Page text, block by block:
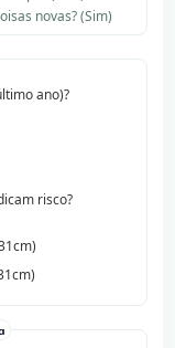
novas? (Sim)
ano)?
risco?